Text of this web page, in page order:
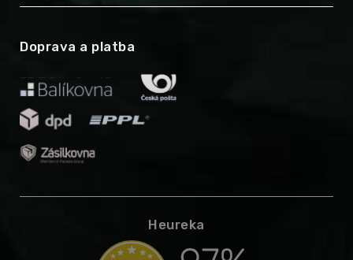
Doprava a platba
Heureka